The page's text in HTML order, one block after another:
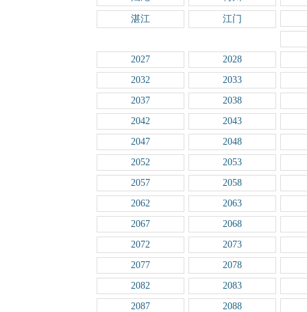
湛江 江门
2027
2028
2032
2033
2037
2038
2042
2043
2047
2048
2052
2053
2057
2058
2062
2063
2067
2068
2072
2073
2077
2078
2082
2083
2087
2088